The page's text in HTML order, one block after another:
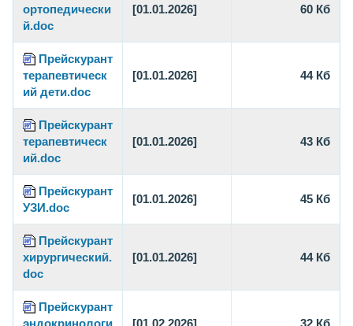
ортопедически
й.doc
[01.01.2026] 60 Кб
Прейскурант
терапевтическ
ий дети.doc
[01.01.2026] 44 Кб
Прейскурант
терапевтическ
ий.doc
[01.01.2026] 43 Кб
Прейскурант
УЗИ.doc
[01.01.2026] 45 Кб
Прейскурант
хирургический.
doc
[01.01.2026] 44 Кб
Прейскурант
эндокринологи
[01.02.2026] 32 Кб